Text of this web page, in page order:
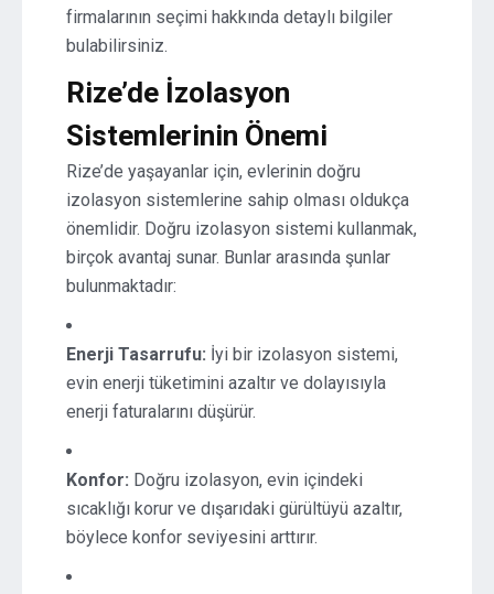
firmalarının seçimi hakkında detaylı bilgiler
bulabilirsiniz.
Rize’de İzolasyon
Sistemlerinin Önemi
Rize’de yaşayanlar için, evlerinin doğru
izolasyon sistemlerine sahip olması oldukça
önemlidir. Doğru izolasyon sistemi kullanmak,
birçok avantaj sunar. Bunlar arasında şunlar
bulunmaktadır:
Enerji Tasarrufu: İyi bir izolasyon sistemi,
evin enerji tüketimini azaltır ve dolayısıyla
enerji faturalarını düşürür.
Konfor: Doğru izolasyon, evin içindeki
sıcaklığı korur ve dışarıdaki gürültüyü azaltır,
böylece konfor seviyesini arttırır.